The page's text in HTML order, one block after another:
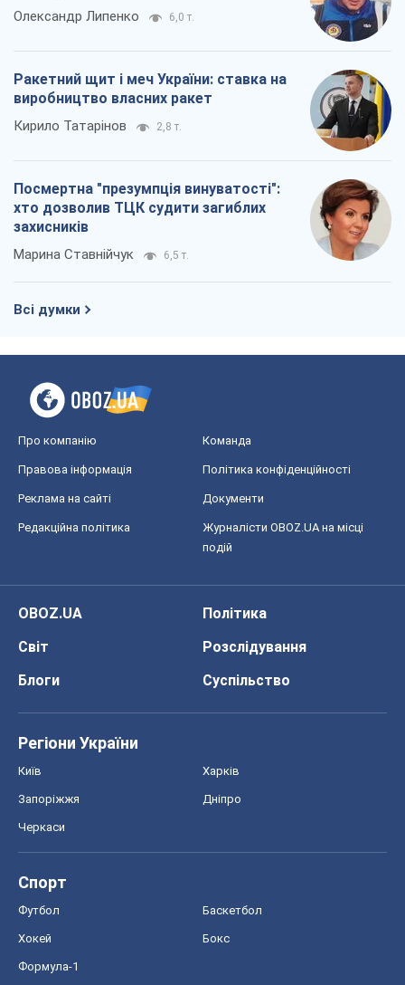
Олександр Липенко 6,0 т.
Ракетний щит і меч України: ставка на
виробництво власних ракет
Кирило Татарінов 2,8 т.
Посмертна "презумпція винуватості":
хто дозволив ТЦК судити загиблих
захисників
Марина Ставнійчук 6,5 т.
Всі думки
Про компанію Команда
Правова інформація Політика конфіденційності
Реклама на сайті Документи
Редакційна політика
Журналісти OBOZ.UA на місці
подій
OBOZ.UA
Політика
Світ
Розслідування
Блоги
Суспільство
Регіони України
Київ Харків
Запоріжжя Дніпро
Черкаси
Спорт
Футбол Баскетбол
Хокей Бокс
Формула-1